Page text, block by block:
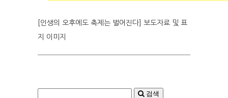
[인생의 오후에도 축제는 벌어진다] 보도자료 및 표
지 이미지
검색